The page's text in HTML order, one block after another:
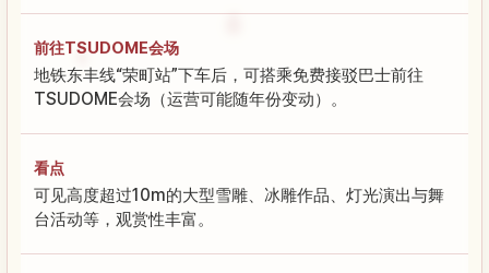
前往TSUDOME会场
地铁东丰线“荣町站”下车后，可搭乘免费接驳巴士前往
TSUDOME会场（运营可能随年份变动）。
看点
可见高度超过10m的大型雪雕、冰雕作品、灯光演出与舞
台活动等，观赏性丰富。